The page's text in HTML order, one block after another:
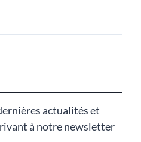
actualités et
à notre newsletter